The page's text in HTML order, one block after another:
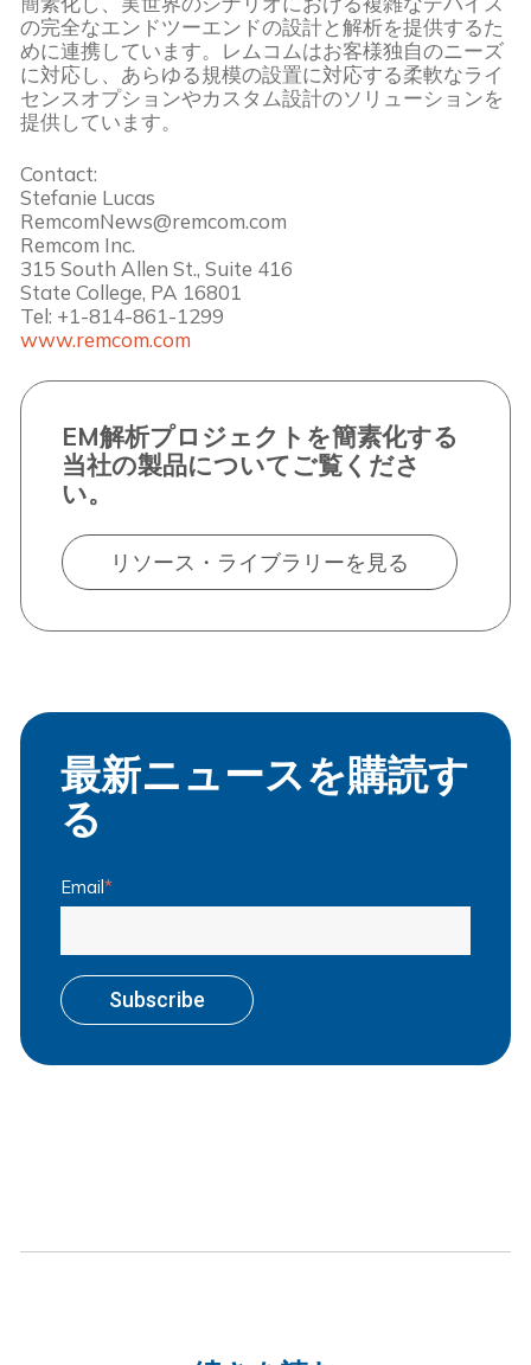
の完全なエンドツーエンドの設計と解析を提供するた
めに連携しています。レムコムはお客様独自のニーズ
に対応し、あらゆる規模の設置に対応する柔軟なライ
センスオプションやカスタム設計のソリューションを
提供しています。
Contact:
Stefanie Lucas
RemcomNews@remcom.com
Remcom Inc.
315 South Allen St., Suite 416
State College, PA 16801
Tel: +1-814-861-1299
www.remcom.com
EM解析プロジェクトを簡素化する
当社の製品についてご覧くださ
い。
リソース・ライブラリーを見る
最新ニュースを購読す
る
Email *